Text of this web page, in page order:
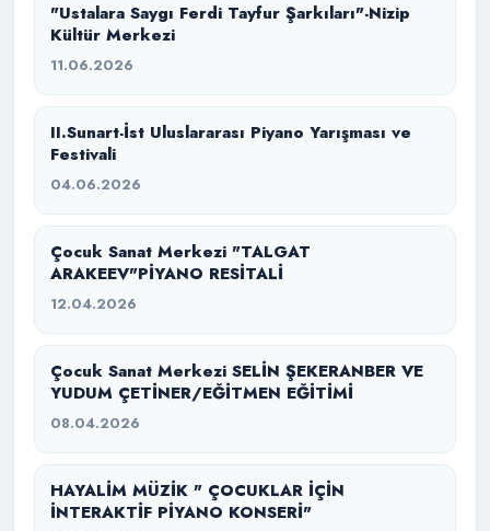
"Ustalara Saygı Ferdi Tayfur Şarkıları"-Nizip
Kültür Merkezi
11.06.2026
II.Sunart-İst Uluslararası Piyano Yarışması ve
Festivali
04.06.2026
Çocuk Sanat Merkezi "TALGAT
ARAKEEV"PİYANO RESİTALİ
12.04.2026
Çocuk Sanat Merkezi SELİN ŞEKERANBER VE
YUDUM ÇETİNER/EĞİTMEN EĞİTİMİ
08.04.2026
HAYALİM MÜZİK " ÇOCUKLAR İÇİN
İNTERAKTİF PİYANO KONSERİ"